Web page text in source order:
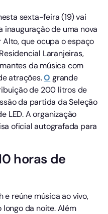
sexta-feira (19) vai
inauguração de uma nova
Alto, que ocupa o espaço
Laranjeiras,
da música com
atrações.O grande
de 200 litros de
da partida da Seleção
LED. A organização
oficial autografada para
horas de
e reúne música ao vivo,
da noite. Além